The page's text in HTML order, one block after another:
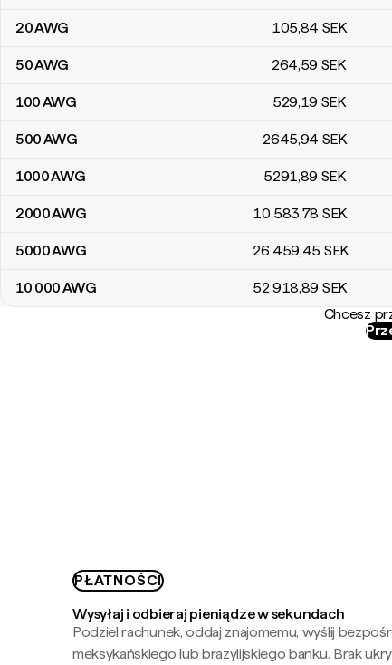
20AWG 105,84 SEK
50AWG 264,59 SEK
100AWG 529,19 SEK
500AWG 2645,94 SEK
1000AWG 5291,89 SEK
2000AWG 10 583,78 SEK
5000AWG 26 459,45 SEK
10 000AWG 52 918,89 SEK
Chcesz
PŁATNOŚCI
Wysyłaj i odbieraj pieniądze w sekundach
Podziel rachunek, oddaj znajomemu, wyślij
meksykańskiego lub brazylijskiego banku. Brak